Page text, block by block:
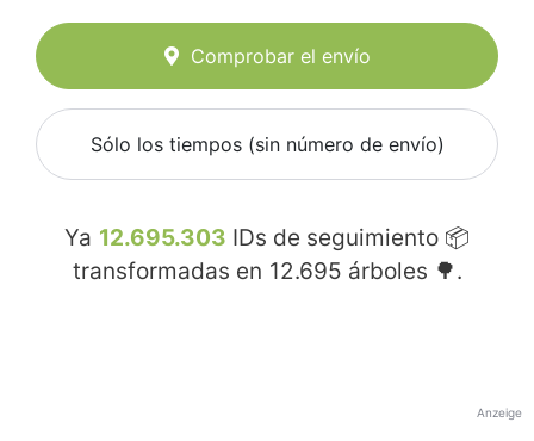
Comprobar el envío
Sólo los tiempos (sin número de envío)
Ya 12.695.303 IDs de seguimiento 📦
transformadas en 12.695 árboles 🌳.
Anzeige